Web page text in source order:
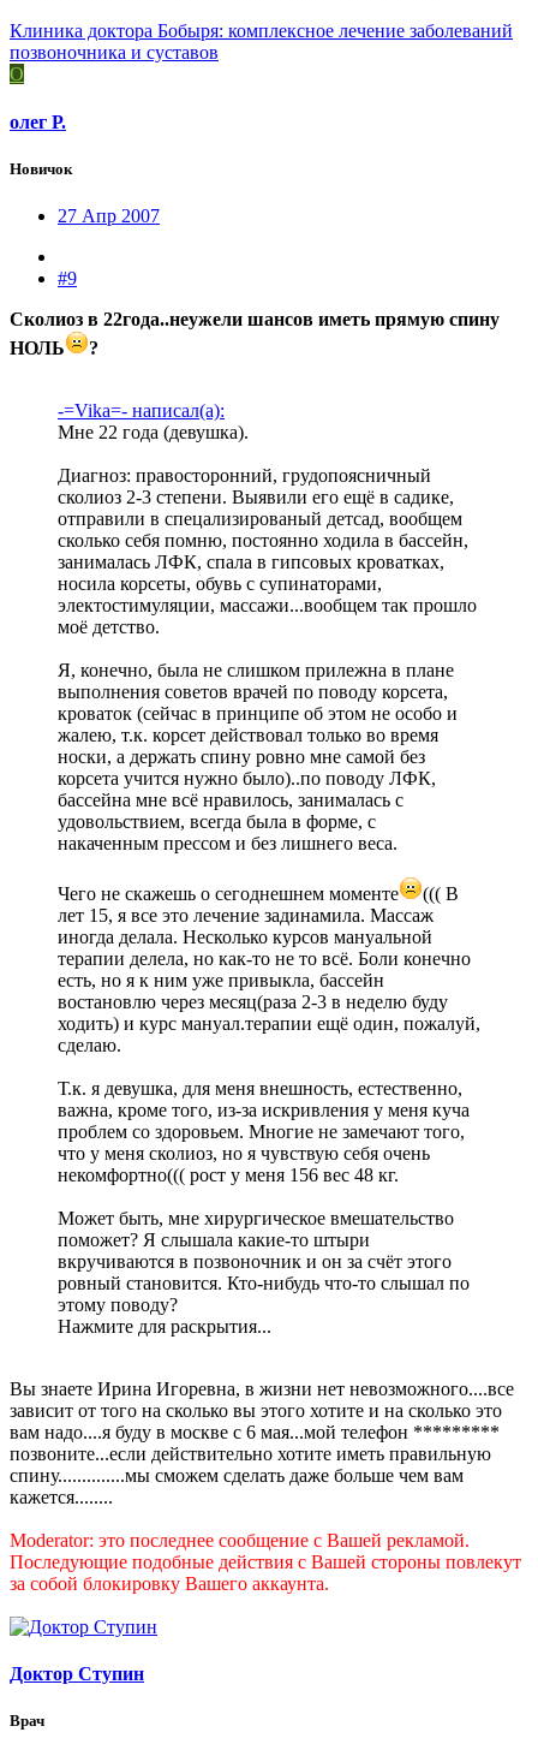
Клиника доктора Бобыря: комплексное лечение заболеваний
позвоночника и суставов
О
олег Р.
Новичок
27 Апр 2007
#9
Сколиоз в 22года..неужели шансов иметь прямую спину
НОЛЬ
?
-=Vika=- написал(а):
Мне 22 года (девушка).
Диагноз: правосторонний, грудопоясничный
сколиоз 2-3 степени. Выявили его ещё в садике,
отправили в спецализированый детсад, вообщем
сколько себя помню, постоянно ходила в бассейн,
занималась ЛФК, спала в гипсовых кроватках,
носила корсеты, обувь с супинаторами,
электостимуляции, массажи...вообщем так прошло
моё детство.
Я, конечно, была не слишком прилежна в плане
выполнения советов врачей по поводу корсета,
кроваток (сейчас в принципе об этом не особо и
жалею, т.к. корсет действовал только во время
носки, а держать спину ровно мне самой без
корсета учится нужно было)..по поводу ЛФК,
бассейна мне всё нравилось, занималась с
удовольствием, всегда была в форме, с
накаченным прессом и без лишнего веса.
Чего не скажешь о сегоднешнем моменте
((( В
лет 15, я все это лечение задинамила. Массаж
иногда делала. Несколько курсов мануальной
терапии делела, но как-то не то всё. Боли конечно
есть, но я к ним уже привыкла, бассейн
востановлю через месяц(раза 2-3 в неделю буду
ходить) и курс мануал.терапии ещё один, пожалуй,
сделаю.
Т.к. я девушка, для меня внешность, естественно,
важна, кроме того, из-за искривления у меня куча
проблем со здоровьем. Многие не замечают того,
что у меня сколиоз, но я чувствую себя очень
некомфортно((( рост у меня 156 вес 48 кг.
Может быть, мне хирургическое вмешательство
поможет? Я слышала какие-то штыри
вкручиваются в позвоночник и он за счёт этого
ровный становится. Кто-нибудь что-то слышал по
этому поводу?
Нажмите для раскрытия...
Вы знаете Ирина Игоревна, в жизни нет невозможного....все
зависит от того на сколько вы этого хотите и на сколько это
вам надо....я буду в москве с 6 мая...мой телефон *********
позвоните...если действительно хотите иметь правильную
спину..............мы сможем сделать даже больше чем вам
кажется........
Moderator: это последнее сообщение с Вашей рекламой.
Последующие подобные действия с Вашей стороны повлекут
за собой блокировку Вашего аккаунта.
Доктор Ступин
Врач